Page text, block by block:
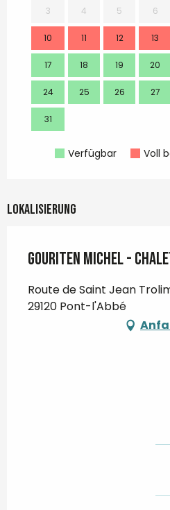
3 4 5 6
10 11 12 13
17 18 19 20
24 25 26 27
31
Verfügbar Voll
Lokalisierung
GOURITEN Michel -
Route de Saint Jean
29120 Pont-l'Abbé